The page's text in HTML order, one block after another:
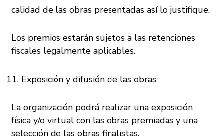
calidad de las obras presentadas así lo justifique.
Los premios estarán sujetos a las retenciones
fiscales legalmente aplicables.
Exposición y difusión de las obras
La organización podrá realizar una exposición
física y/o virtual con las obras premiadas y una
selección de las obras finalistas.